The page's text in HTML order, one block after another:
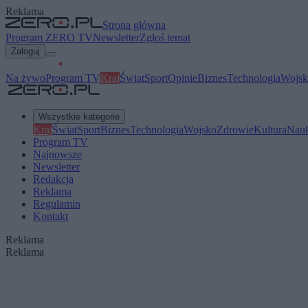
Reklama
Strona główna
Program ZERO TVNewsletterZgłoś temat
Zaloguj
Na żywoProgram TVKrajŚwiatSportOpinieBiznesTechnologia
Wszystkie kategorie
KrajŚwiatSportBiznesTechnologiaWojskoZdrowieKultura
Program TV
Najnowsze
Newsletter
Redakcja
Reklama
Regulamin
Kontakt
Reklama
Reklama